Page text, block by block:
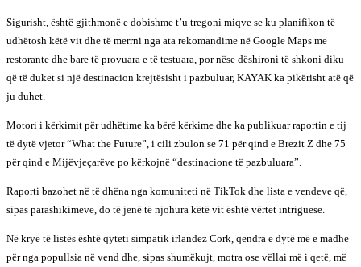
Sigurisht, është gjithmonë e dobishme t’u tregoni miqve se ku planifikon të
udhëtosh këtë vit dhe të merrni nga ata rekomandime në Google Maps me
restorante dhe bare të provuara e të testuara, por nëse dëshironi të shkoni diku
që të duket si një destinacion krejtësisht i pazbuluar, KAYAK ka pikërisht atë që
ju duhet.
Motori i kërkimit për udhëtime ka bërë kërkime dhe ka publikuar raportin e tij
të dytë vjetor “What the Future”, i cili zbulon se 71 për qind e Brezit Z dhe 75
për qind e Mijëvjeçarëve po kërkojnë “destinacione të pazbuluara”.
Raporti bazohet në të dhëna nga komuniteti në TikTok dhe lista e vendeve që,
sipas parashikimeve, do të jenë të njohura këtë vit është vërtet intriguese.
Në krye të listës është qyteti simpatik irlandez Cork, qendra e dytë më e madhe
për nga popullsia në vend dhe, sipas shumëkujt, motra ose vëllai më i qetë, më